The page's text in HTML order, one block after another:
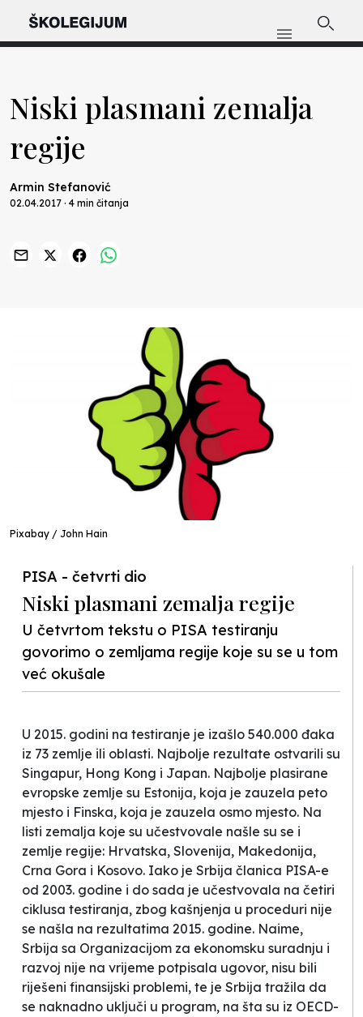
Niski plasmani zemalja
regije
Armin Stefanović
02.04.2017 · 4 min čitanja
Pixabay / John Hain
PISA - četvrti dio
Niski plasmani zemalja regije
U četvrtom tekstu o PISA testiranju
govorimo o zemljama regije koje su se u tom
već okušale
U 2015. godini na testiranje je izašlo 540.000 đaka
iz 73 zemlje ili oblasti. Najbolje rezultate ostvarili su
Singapur, Hong Kong i Japan. Najbolje plasirane
evropske zemlje su Estonija, koja je zauzela peto
mjesto i Finska, koja je zauzela osmo mjesto. Na
listi zemalja koje su učestvovale našle su se i
zemlje regije: Hrvatska, Slovenija, Makedonija,
Crna Gora i Kosovo. Iako je Srbija članica PISA-e
od 2003. godine i do sada je učestvovala na četiri
ciklusa testiranja, zbog kašnjenja u proceduri nije
se našla na rezultatima 2015. godine. Naime,
Srbija sa Organizacijom za ekonomsku suradnju i
razvoj nije na vrijeme potpisala ugovor, nisu bili
riješeni finansijski problemi, te je Srbija tražila da
se naknadno uključi u program, na šta su iz OECD-